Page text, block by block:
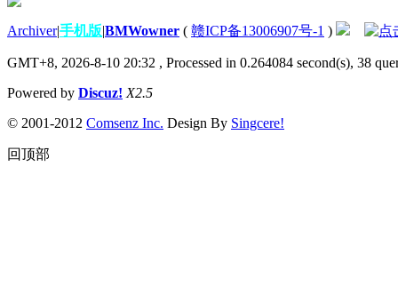
Archiver|手机版|BMWowner ( 赣ICP备13006907号-1 )
GMT+8, 2026-8-10 20:32 , Processed in 0.264084 second(s), 38
Powered by Discuz! X2.5
© 2001-2012 Comsenz Inc. Design By Singcere!
回顶部